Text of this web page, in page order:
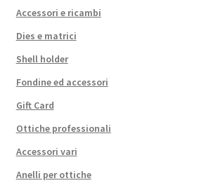
Accessori e ricambi
Dies e matrici
Shell holder
Fondine ed accessori
Gift Card
Ottiche professionali
Accessori vari
Anelli per ottiche